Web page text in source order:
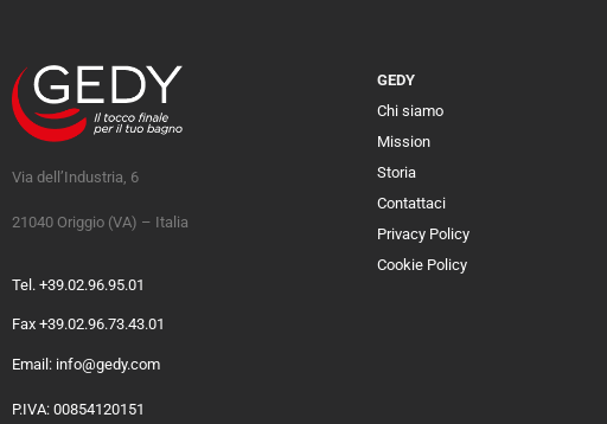
Via dell’Industria, 6
21040 Origgio (VA) – Italia
Tel. +39.02.96.95.01
Fax +39.02.96.73.43.01
Email: info@gedy.com
P.IVA: 00854120151
GEDY
Chi siamo
Mission
Storia
Contattaci
Privacy Policy
Cookie Policy